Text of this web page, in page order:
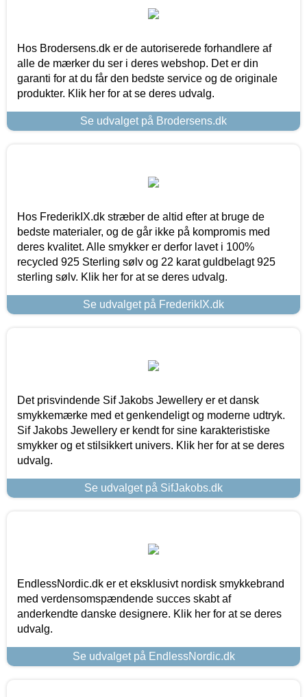
Hos Brodersens.dk er de autoriserede forhandlere af
alle de mærker du ser i deres webshop. Det er din
garanti for at du får den bedste service og de originale
produkter. Klik her for at se deres udvalg.
Se udvalget på Brodersens.dk
Hos FrederikIX.dk stræber de altid efter at bruge de
bedste materialer, og de går ikke på kompromis med
deres kvalitet. Alle smykker er derfor lavet i 100%
recycled 925 Sterling sølv og 22 karat guldbelagt 925
sterling sølv. Klik her for at se deres udvalg.
Se udvalget på FrederikIX.dk
Det prisvindende Sif Jakobs Jewellery er et dansk
smykkemærke med et genkendeligt og moderne udtryk.
Sif Jakobs Jewellery er kendt for sine karakteristiske
smykker og et stilsikkert univers. Klik her for at se deres
udvalg.
Se udvalget på SifJakobs.dk
EndlessNordic.dk er et eksklusivt nordisk smykkebrand
med verdensomspændende succes skabt af
anderkendte danske designere. Klik her for at se deres
udvalg.
Se udvalget på EndlessNordic.dk